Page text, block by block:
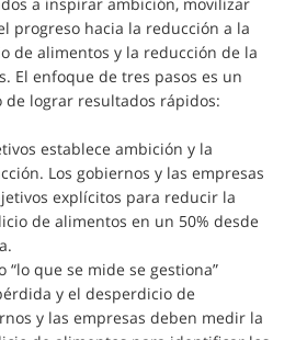
progreso hacia la reducción a la
de alimentos y la reducción de la
El enfoque de tres pasos es un
de lograr resultados rápidos:
establece ambición y la
Los gobiernos y las empresas
explícitos para reducir la
de alimentos en un 50% desde
“lo que se mide se gestiona”
y el desperdicio de
y las empresas deben medir la